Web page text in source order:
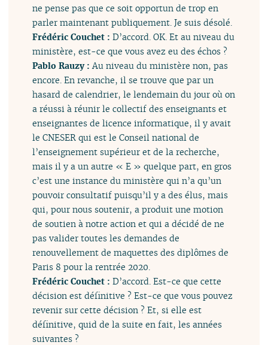
ne pense pas que ce soit opportun de trop en
parler maintenant publiquement. Je suis désolé.
Frédéric Couchet :D’accord. OK. Et au niveau du
ministère, est-ce que vous avez eu des échos ?
Pablo Rauzy :Au niveau du ministère non, pas
encore. En revanche, il se trouve que par un
hasard de calendrier, le lendemain du jour où on
a réussi à réunir le collectif des enseignants et
enseignantes de licence informatique, il y avait
le CNESER qui est le Conseil national de
l’enseignement supérieur et de la recherche,
mais il y a un autre « E » quelque part, en gros
c’est une instance du ministère qui n’a qu’un
pouvoir consultatif puisqu’il y a des élus, mais
qui, pour nous soutenir, a produit une motion
de soutien à notre action et qui a décidé de ne
pas valider toutes les demandes de
renouvellement de maquettes des diplômes de
Paris 8 pour la rentrée 2020.
Frédéric Couchet :D’accord. Est-ce que cette
décision est définitive ? Est-ce que vous pouvez
revenir sur cette décision ? Et, si elle est
définitive, quid de la suite en fait, les années
suivantes ?